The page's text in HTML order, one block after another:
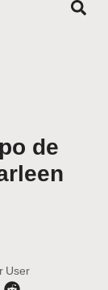
de
User